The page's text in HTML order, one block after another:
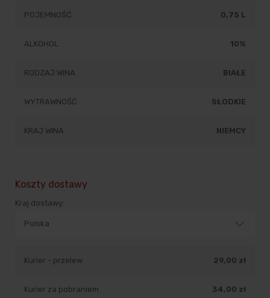
POJEMNOŚĆ 0,75 L
ALKOHOL 10%
RODZAJ WINA BIAŁE
WYTRAWNOŚĆ SŁODKIE
KRAJ WINA NIEMCY
Koszty dostawy
Kraj dostawy:
Kurier - przelew 29,00 zł
Kurier za pobraniem 34,00 zł